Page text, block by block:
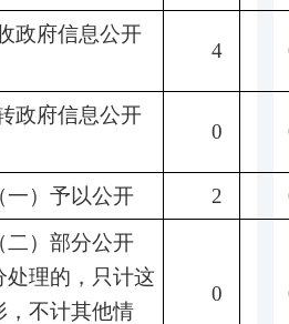
政府信息公开
4
政府信息公开
0
一）予以公开 2
二）部分公开
处理的，只计这
，不计其他情
0